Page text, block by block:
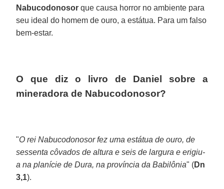
Nabucodonosor que causa horror no ambiente para
seu ideal do homem de ouro, a estátua. Para um falso
bem-estar.
O que diz o livro de Daniel sobre a
mineradora de Nabucodonosor?
"O rei Nabucodonosor fez uma estátua de ouro, de
sessenta côvados de altura e seis de largura e erigiu-
a na planície de Dura, na província da Babilônia" (Dn
3,1).